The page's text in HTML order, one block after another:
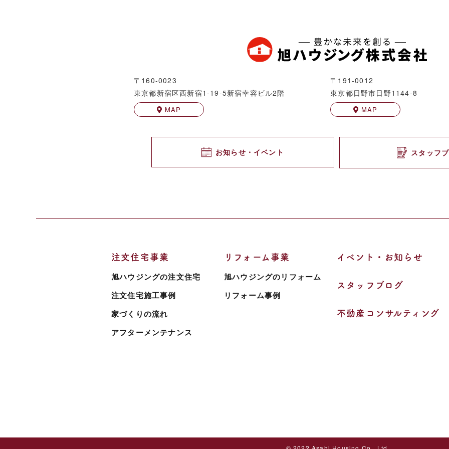
〒160-0023
東京都新宿区西新宿1-19-5新宿幸容ビル2階
MAP
〒191-0012
東京都日野市日野1144-8
MAP
お知らせ・イベント スタッフ
注文住宅事業
旭ハウジングの注文住宅
注文住宅施工事例
家づくりの流れ
アフターメンテナンス
リフォーム事業
旭ハウジングのリフォーム
リフォーム事例
イベント・お知らせ
スタッフブログ
不動産コンサルティング